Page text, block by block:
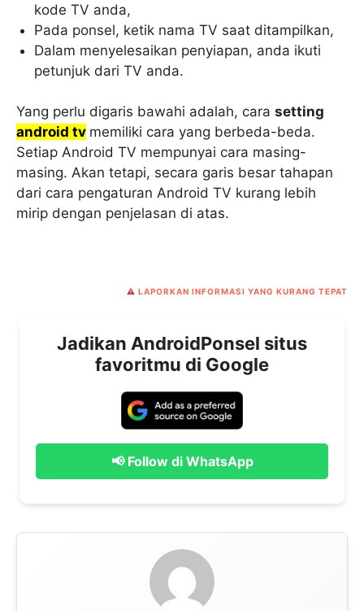
kode TV anda,
Pada ponsel, ketik nama TV saat ditampilkan,
Dalam menyelesaikan penyiapan, anda ikuti
petunjuk dari TV anda.
Yang perlu digaris bawahi adalah, cara setting
android tv memiliki cara yang berbeda-beda.
Setiap Android TV mempunyai cara masing-
masing. Akan tetapi, secara garis besar tahapan
dari cara pengaturan Android TV kurang lebih
mirip dengan penjelasan di atas.
⚠️ LAPORKAN INFORMASI YANG KURANG TEPAT
Jadikan AndroidPonsel situs
favoritmu di Google
📢 Follow di WhatsApp